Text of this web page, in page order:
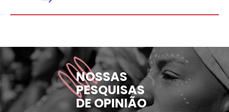
NOSSAS
PESQUISAS
DE OPINIÃO